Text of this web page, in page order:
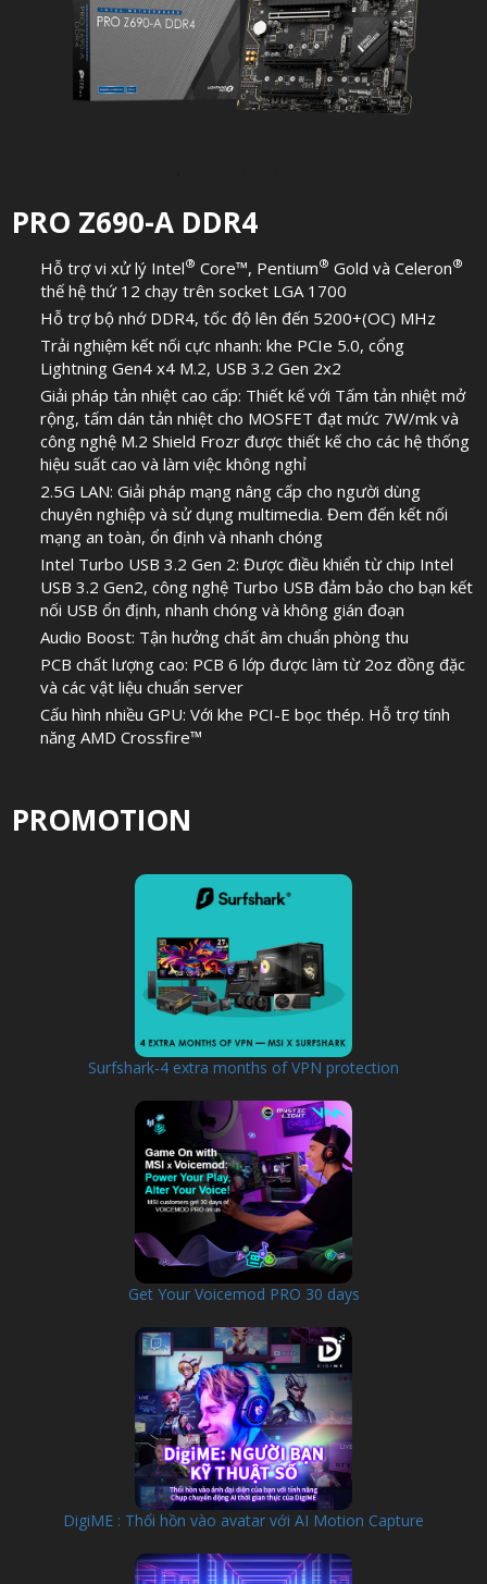
PRO Z690-A DDR4
Hỗ trợ vi xử lý Intel® Core™, Pentium® Gold và Celeron®
thế hệ thứ 12 chạy trên socket LGA 1700
Hỗ trợ bộ nhớ DDR4, tốc độ lên đến 5200+(OC) MHz
Trải nghiệm kết nối cực nhanh: khe PCIe 5.0, cổng
Lightning Gen4 x4 M.2, USB 3.2 Gen 2x2
Giải pháp tản nhiệt cao cấp: Thiết kế với Tấm tản nhiệt mở
rộng, tấm dán tản nhiệt cho MOSFET đạt mức 7W/mk và
công nghệ M.2 Shield Frozr được thiết kế cho các hệ thống
hiệu suất cao và làm việc không nghỉ
2.5G LAN: Giải pháp mạng nâng cấp cho người dùng
chuyên nghiệp và sử dụng multimedia. Đem đến kết nối
mạng an toàn, ổn định và nhanh chóng
Intel Turbo USB 3.2 Gen 2: Được điều khiển từ chip Intel
USB 3.2 Gen2, công nghệ Turbo USB đảm bảo cho bạn kết
nối USB ổn định, nhanh chóng và không gián đoạn
Audio Boost: Tận hưởng chất âm chuẩn phòng thu
PCB chất lượng cao: PCB 6 lớp được làm từ 2oz đồng đặc
và các vật liệu chuẩn server
Cấu hình nhiều GPU: Với khe PCI-E bọc thép. Hỗ trợ tính
năng AMD Crossfire™
PROMOTION
Surfshark-4 extra months of VPN protection
Get Your Voicemod PRO 30 days
DigiME : Thổi hồn vào avatar với AI Motion Capture